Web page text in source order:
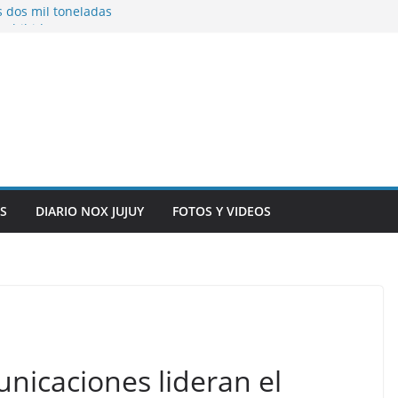
dos mil toneladas
originarias
general del
DIARIO NOX JUJUY FOTOS Y VIDEOS
lideran el